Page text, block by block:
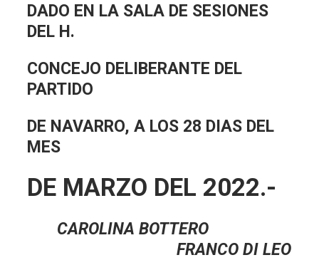
DADO EN LA SALA DE SESIONES
DEL H.
CONCEJO DELIBERANTE DEL
PARTIDO
DE NAVARRO, A LOS 28 DIAS DEL
MES
DE MARZO DEL 2022.-
CAROLINA BOTTERO
FRANCO DI LEO